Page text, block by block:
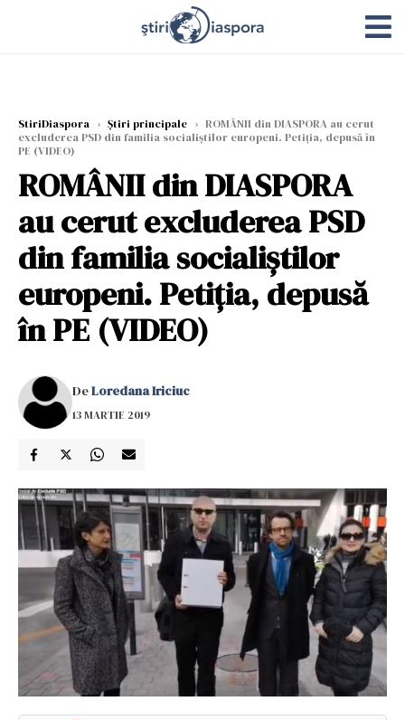
StiriDiaspora › Știri principale › ROMÂNII din DIASPORA au cerut
excluderea PSD din familia socialiștilor europeni. Petiția, depusă în
PE (VIDEO)
ROMÂNII din DIASPORA
au cerut excluderea PSD
din familia socialiștilor
europeni. Petiția, depusă
în PE (VIDEO)
DeLoredana Iriciuc
13 MARTIE 2019